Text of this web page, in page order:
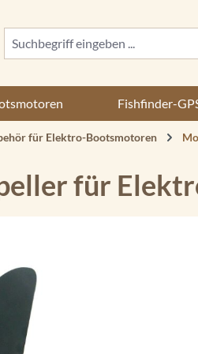
Fishfinder-
für Elektro-Bootsmotoren
für